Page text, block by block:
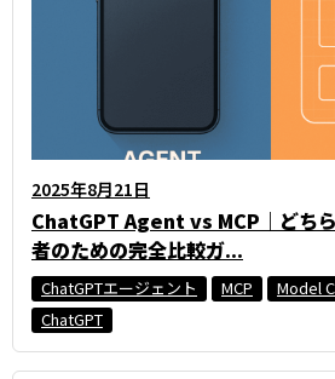
2025年8月21日
ChatGPT Agent vs MCP｜どち
者のための完全比較ガ...
ChatGPTエージェント MCP
Model
ChatGPT